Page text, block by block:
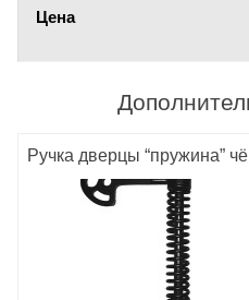
Цена
Ручка дверцы “пружина”